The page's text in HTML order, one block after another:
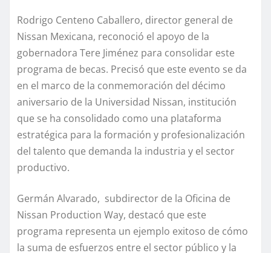
Rodrigo Centeno Caballero, director general de
Nissan Mexicana, reconoció el apoyo de la
gobernadora Tere Jiménez para consolidar este
programa de becas. Precisó que este evento se da
en el marco de la conmemoración del décimo
aniversario de la Universidad Nissan, institución
que se ha consolidado como una plataforma
estratégica para la formación y profesionalización
del talento que demanda la industria y el sector
productivo.
Germán Alvarado, subdirector de la Oficina de
Nissan Production Way, destacó que este
programa representa un ejemplo exitoso de cómo
la suma de esfuerzos entre el sector público y la